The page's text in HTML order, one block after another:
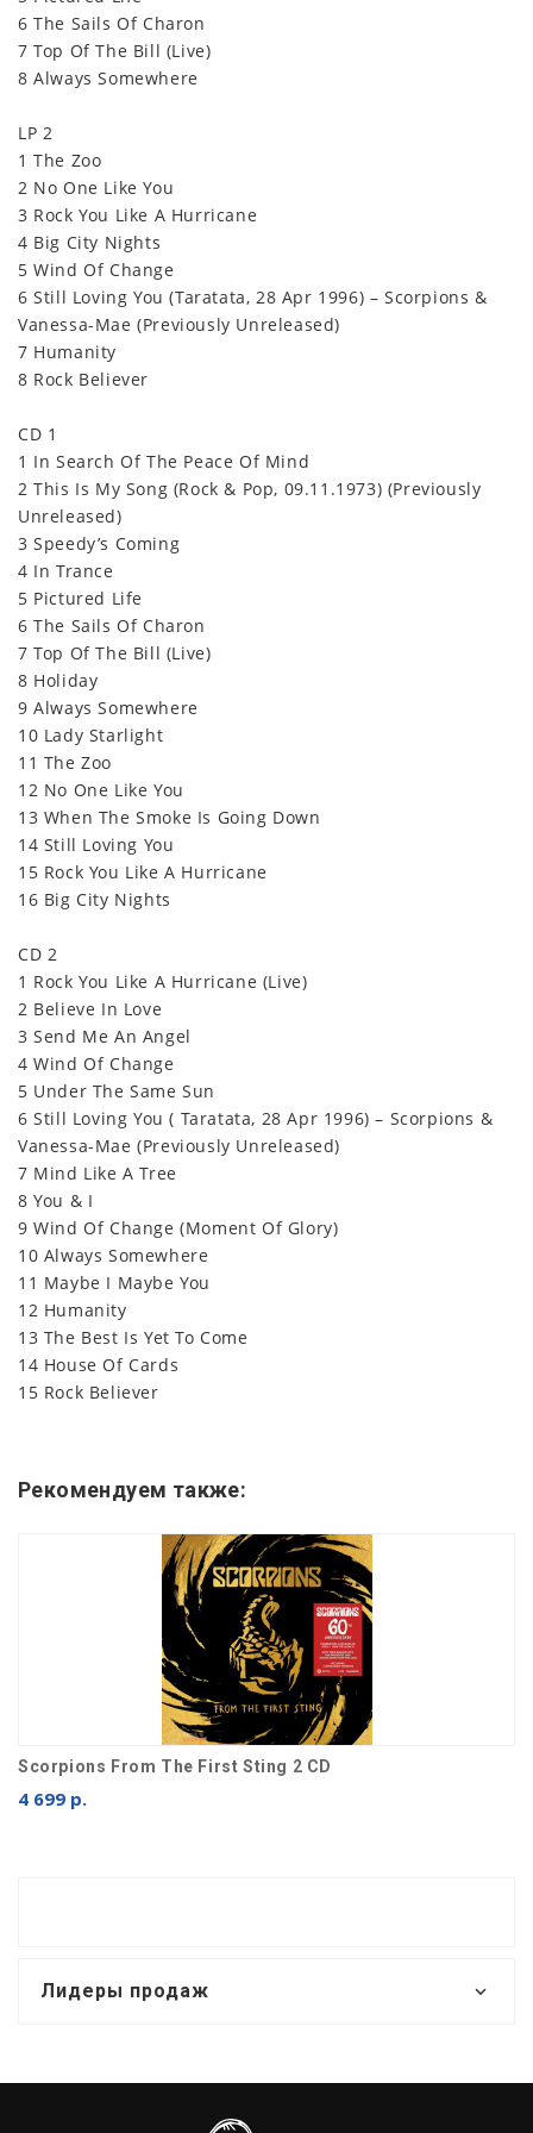
6 The Sails Of Charon
7 Top Of The Bill (Live)
8 Always Somewhere
LP 2
1 The Zoo
2 No One Like You
3 Rock You Like A Hurricane
4 Big City Nights
5 Wind Of Change
6 Still Loving You (Taratata, 28 Apr 1996) – Scorpions &
Vanessa-Mae (Previously Unreleased)
7 Humanity
8 Rock Believer
CD 1
1 In Search Of The Peace Of Mind
2 This Is My Song (Rock & Pop, 09.11.1973) (Previously
Unreleased)
3 Speedy’s Coming
4 In Trance
5 Pictured Life
6 The Sails Of Charon
7 Top Of The Bill (Live)
8 Holiday
9 Always Somewhere
10 Lady Starlight
11 The Zoo
12 No One Like You
13 When The Smoke Is Going Down
14 Still Loving You
15 Rock You Like A Hurricane
16 Big City Nights
CD 2
1 Rock You Like A Hurricane (Live)
2 Believe In Love
3 Send Me An Angel
4 Wind Of Change
5 Under The Same Sun
6 Still Loving You ( Taratata, 28 Apr 1996) – Scorpions &
Vanessa-Mae (Previously Unreleased)
7 Mind Like A Tree
8 You & I
9 Wind Of Change (Moment Of Glory)
10 Always Somewhere
11 Maybe I Maybe You
12 Humanity
13 The Best Is Yet To Come
14 House Of Cards
15 Rock Believer
Рекомендуем также:
Scorpions From The First Sting 2 CD
4 699 р.
Лидеры продаж